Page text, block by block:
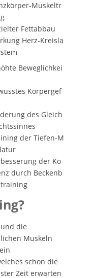
Muskeltr
Fettabbau
Herz-Kreisla
Beweglichkei
Körpergef
des Gleich
der Tiefen-M
der Ko
durch Beckenb
die
Muskeln
schon die
Zeit erwarten